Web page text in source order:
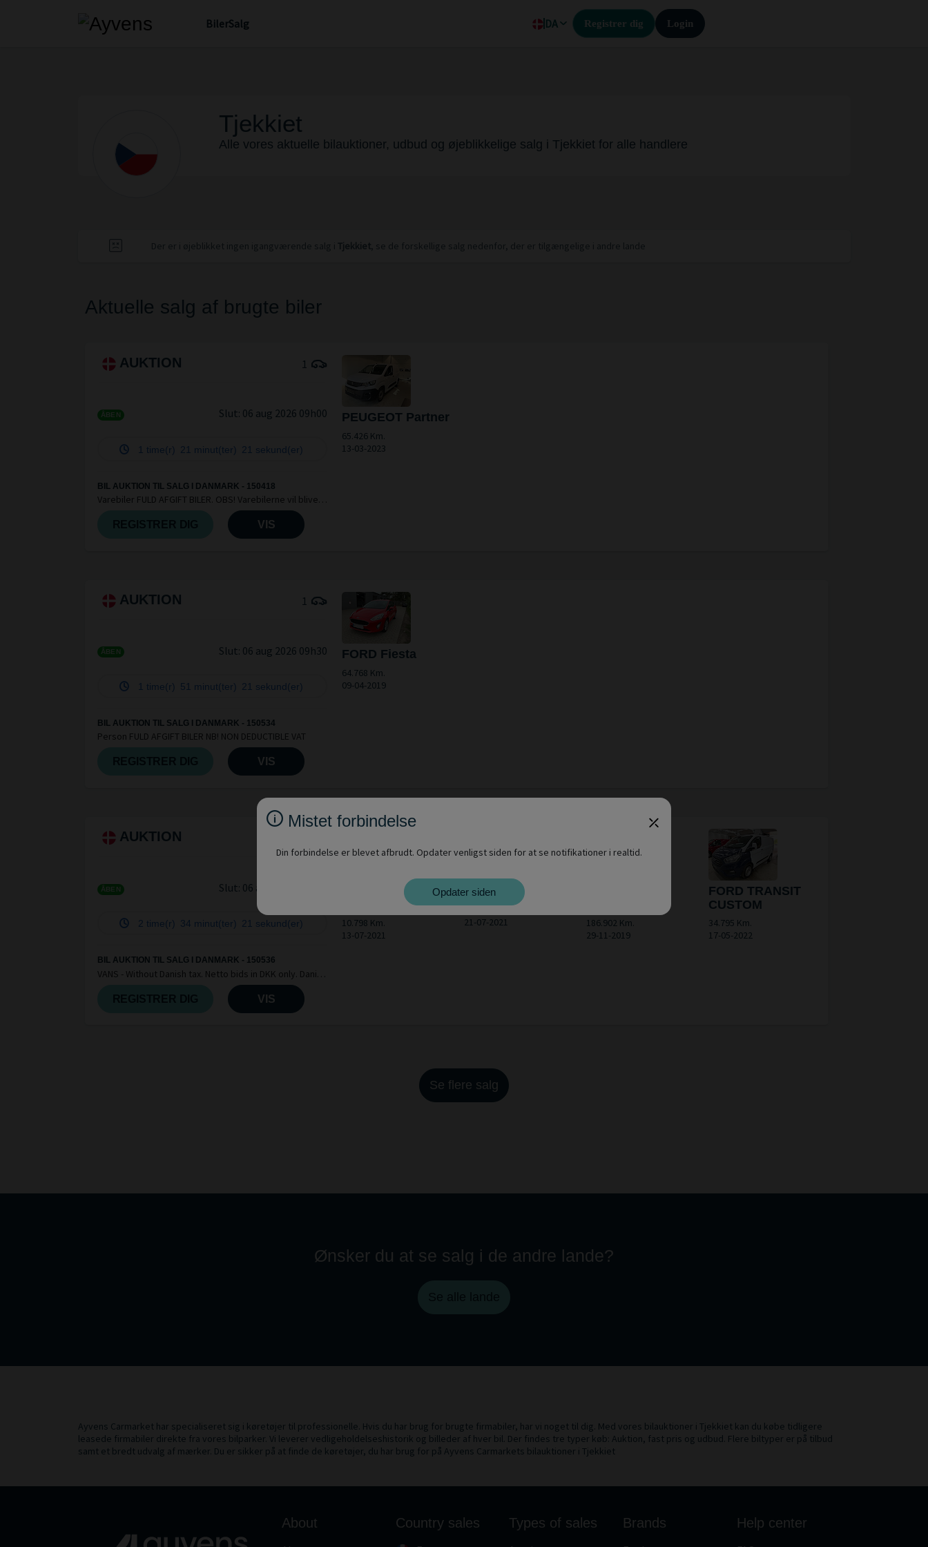
BilerSalg DA Registrer dig Login
Tjekkiet
Alle vores aktuelle bilauktioner, udbud og øjeblikkelige salg i Tjekkiet for alle handlere
Der er i øjeblikket ingen igangværende salg i Tjekkiet , se de forskellige salg nedenfor, der er tilgængelige i andre lande
Aktuelle salg af brugte biler
AUKTION 1
ÅBEN Slut: 06 aug 2026 09h00
1 time(r) 21 minut(ter) 21 sekund(er)
BIL AUKTION TIL SALG I DANMARK - 150418
Varebiler FULD AFGIFT BILER. OBS! Varebilerne vil blive
PEUGEOT Partner
65.426 Km.
13-03-2023
VIS
AUKTION 1
ÅBEN Slut: 06 aug 2026 09h30
1 time(r) 51 minut(ter) 21 sekund(er)
BIL AUKTION TIL SALG I DANMARK - 150534
Person FULD AFGIFT BILER NB! NON DEDUCTIBLE VAT
FORD Fiesta
64.768 Km.
09-04-2019
VIS
AUKTION
ÅBEN Slut: 06 aug 2026 10h13
2 time(r) 34 minut(ter) 21 sekund(er)
BIL AUKTION TIL SALG I DANMARK - 150536
VANS - Without Danish tax. Netto bids in DKK only. Danish
10.798 Km.
13-07-2021
FORD TRANSIT
21-07-2021
186.902 Km.
29-11-2019
FORD TRANSIT
CUSTOM
34.795 Km.
17-05-2022
VIS
Se flere salg
Ønsker du at se salg i de andre lande?
Ayvens Carmarket har specialiseret sig i køretøjer til professionelle. Hvis du har brug for brugte firmabiler, har vi noget til dig. Med vores bilauktioner i Tjekkiet kan du købe tidligere
leasede firmabiler direkte fra vores bilparker. Vi leverer vedligeholdelseshistorik og billeder af hver bil. Der findes tre typer køb: Auktion, fast pris og udbud. Flere biltyper er på tilbud
samt et bredt udvalg af mærker. Du er sikker på at finde de køretøjer, du har brug for på Ayvens Carmarkets bilauktioner i Tjekkiet
About Country sales Types of sales Brands Help center
Mistet forbindelse
Din forbindelse er blevet afbrudt. Opdater venligst siden for at se notifikationer i realtid.
Opdater siden